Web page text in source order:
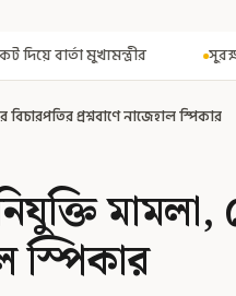
সুরক্ষা নিয়ে আগেই সতর্ক করা
প্রশ্নবাণে নাজেহাল স্পিকার
স্পিকার